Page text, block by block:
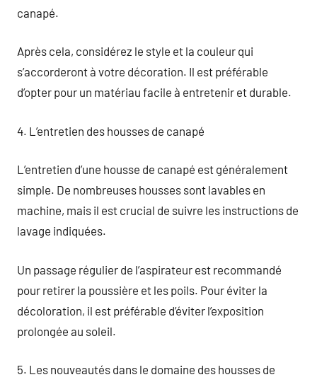
canapé.
Après cela, considérez le style et la couleur qui
s’accorderont à votre décoration. Il est préférable
d’opter pour un matériau facile à entretenir et durable.
4. L’entretien des housses de canapé
L’entretien d’une housse de canapé est généralement
simple. De nombreuses housses sont lavables en
machine, mais il est crucial de suivre les instructions de
lavage indiquées.
Un passage régulier de l’aspirateur est recommandé
pour retirer la poussière et les poils. Pour éviter la
décoloration, il est préférable d’éviter l’exposition
prolongée au soleil.
5. Les nouveautés dans le domaine des housses de